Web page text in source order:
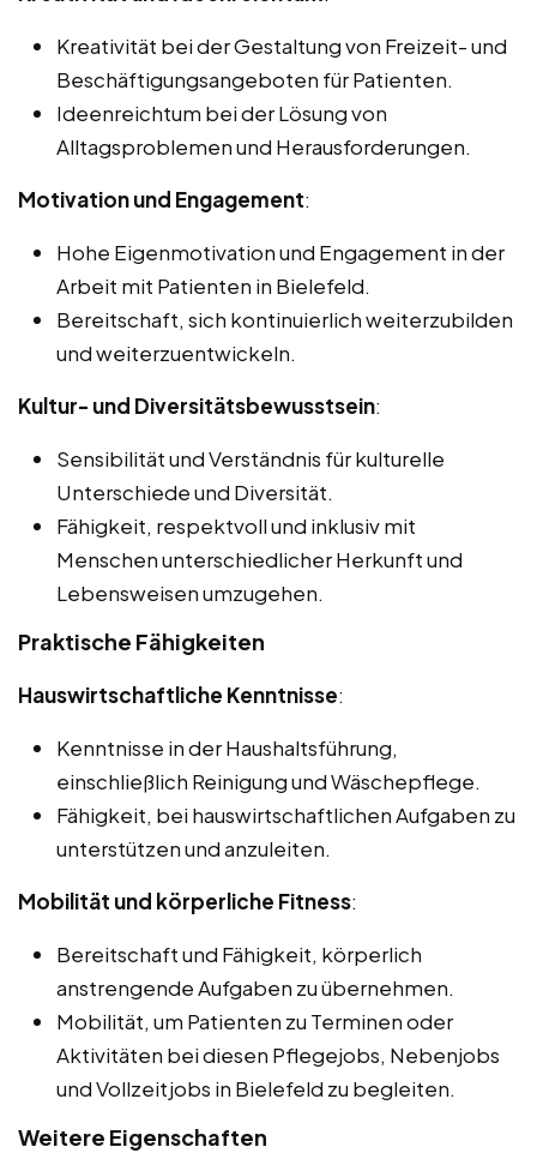
Kreativität bei der Gestaltung von Freizeit- und
Beschäftigungsangeboten für Patienten.
Ideenreichtum bei der Lösung von
Alltagsproblemen und Herausforderungen.
Motivation und Engagement:
Hohe Eigenmotivation und Engagement in der
Arbeit mit Patienten in Bielefeld.
Bereitschaft, sich kontinuierlich weiterzubilden
und weiterzuentwickeln.
Kultur- und Diversitätsbewusstsein:
Sensibilität und Verständnis für kulturelle
Unterschiede und Diversität.
Fähigkeit, respektvoll und inklusiv mit
Menschen unterschiedlicher Herkunft und
Lebensweisen umzugehen.
Praktische Fähigkeiten
Hauswirtschaftliche Kenntnisse:
Kenntnisse in der Haushaltsführung,
einschließlich Reinigung und Wäschepflege.
Fähigkeit, bei hauswirtschaftlichen Aufgaben zu
unterstützen und anzuleiten.
Mobilität und körperliche Fitness:
Bereitschaft und Fähigkeit, körperlich
anstrengende Aufgaben zu übernehmen.
Mobilität, um Patienten zu Terminen oder
Aktivitäten bei diesen Pflegejobs, Nebenjobs
und Vollzeitjobs in Bielefeld zu begleiten.
Weitere Eigenschaften